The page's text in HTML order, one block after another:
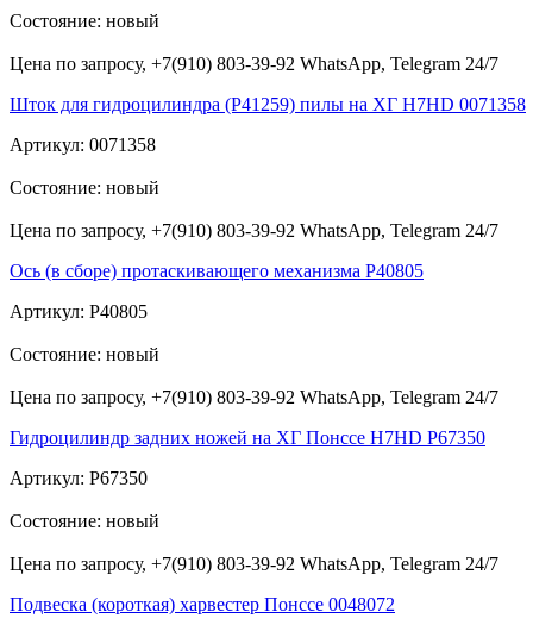
Состояние: новый
Цена по запросу, +7(910) 803-39-92 WhatsApp, Telegram 24/7
Шток для гидроцилиндра (Р41259) пилы на ХГ H7HD 0071358
Артикул: 0071358
Состояние: новый
Цена по запросу, +7(910) 803-39-92 WhatsApp, Telegram 24/7
Ось (в сборе) протаскивающего механизма Р40805
Артикул: Р40805
Состояние: новый
Цена по запросу, +7(910) 803-39-92 WhatsApp, Telegram 24/7
Гидроцилиндр задних ножей на ХГ Понссе H7HD Р67350
Артикул: P67350
Состояние: новый
Цена по запросу, +7(910) 803-39-92 WhatsApp, Telegram 24/7
Подвеска (короткая) харвестер Понссе 0048072